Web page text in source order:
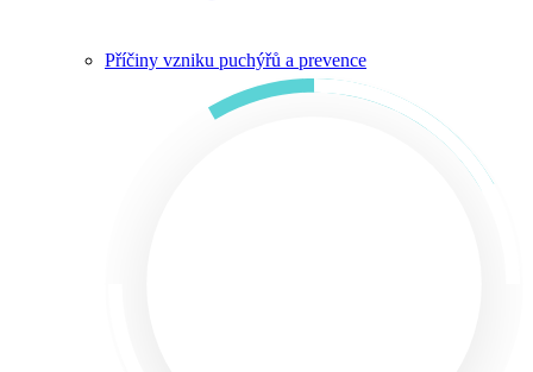
Příčiny vzniku puchýřů a prevence